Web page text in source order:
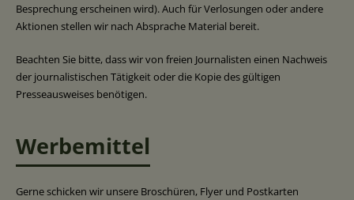
Besprechung erscheinen wird). Auch für Verlosungen oder andere
Aktionen stellen wir nach Absprache Material bereit.
Beachten Sie bitte, dass wir von freien Journalisten einen Nachweis
der journalistischen Tätigkeit oder die Kopie des gültigen
Presseausweises benötigen.
Werbemittel
Gerne schicken wir unsere Broschüren, Flyer und Postkarten